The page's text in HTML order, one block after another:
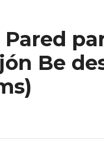
Be